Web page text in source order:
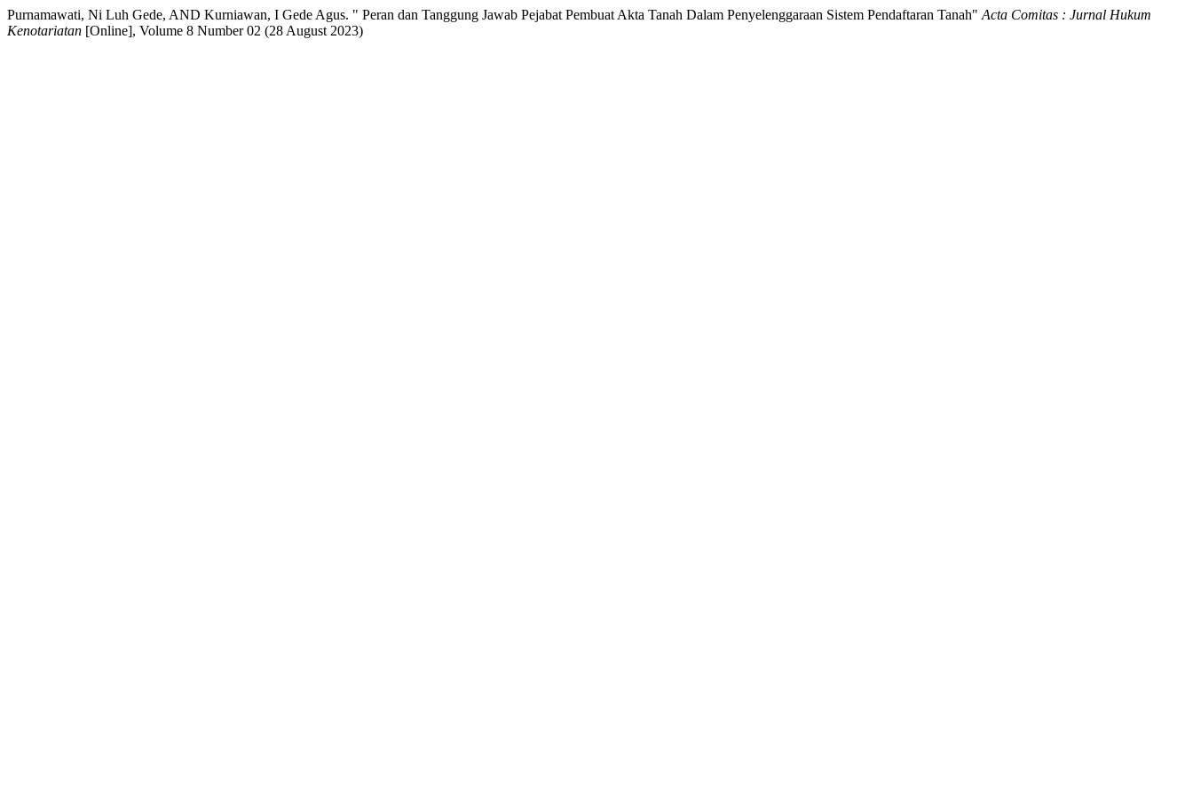
Purnamawati, Ni Luh Gede, AND Kurniawan, I Gede Agus. " Peran dan Tanggung Jawab Pejabat Pembuat Akta Tanah Dalam Penyelenggaraan Sistem Pendaftaran Tanah" Acta Comitas : Jurnal Hukum
Kenotariatan [Online], Volume 8 Number 02 (28 August 2023)